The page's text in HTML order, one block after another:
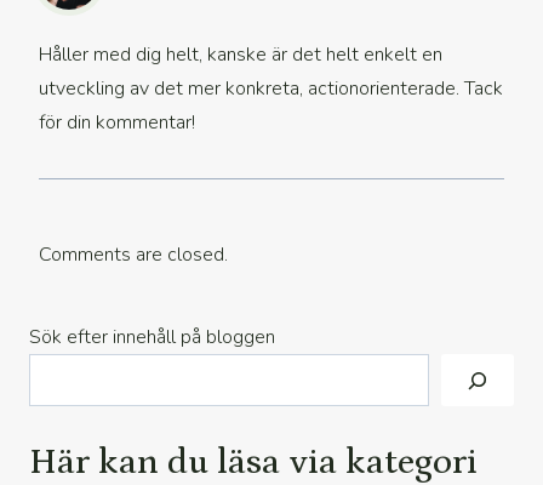
Håller med dig helt, kanske är det helt enkelt en
utveckling av det mer konkreta, actionorienterade. Tack
för din kommentar!
Comments are closed.
Sök efter innehåll på bloggen
Här kan du läsa via kategori